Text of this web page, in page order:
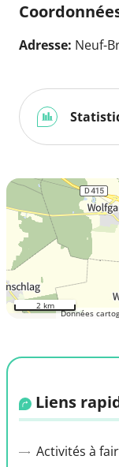
Adresse: Neuf-
Données
2 km
Liens
Activités à